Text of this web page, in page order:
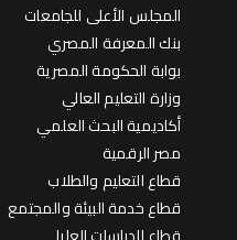
المجلس الأعلى للجامعات
بنك المعرفة المصري
بوابة الحكومة المصرية
وزارة التعليم العالي
أكاديمية البحث العلمي
مصر الرقمية
قطاع التعليم والطلاب
قطاع خدمة البيئة والمجتمع